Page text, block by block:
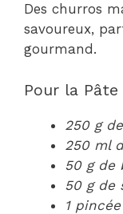
Des churros
savoureux,
gourmand.
Pour la Pâte
250 g
250 ml
50 g de
50 g de
1